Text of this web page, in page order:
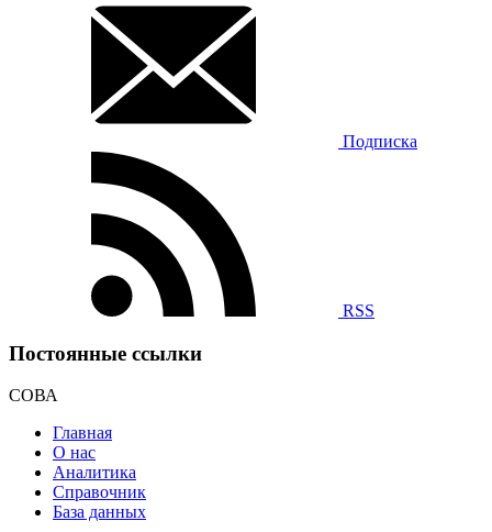
Подписка
RSS
Постоянные ссылки
СОВА
Главная
О нас
Аналитика
Справочник
База данных